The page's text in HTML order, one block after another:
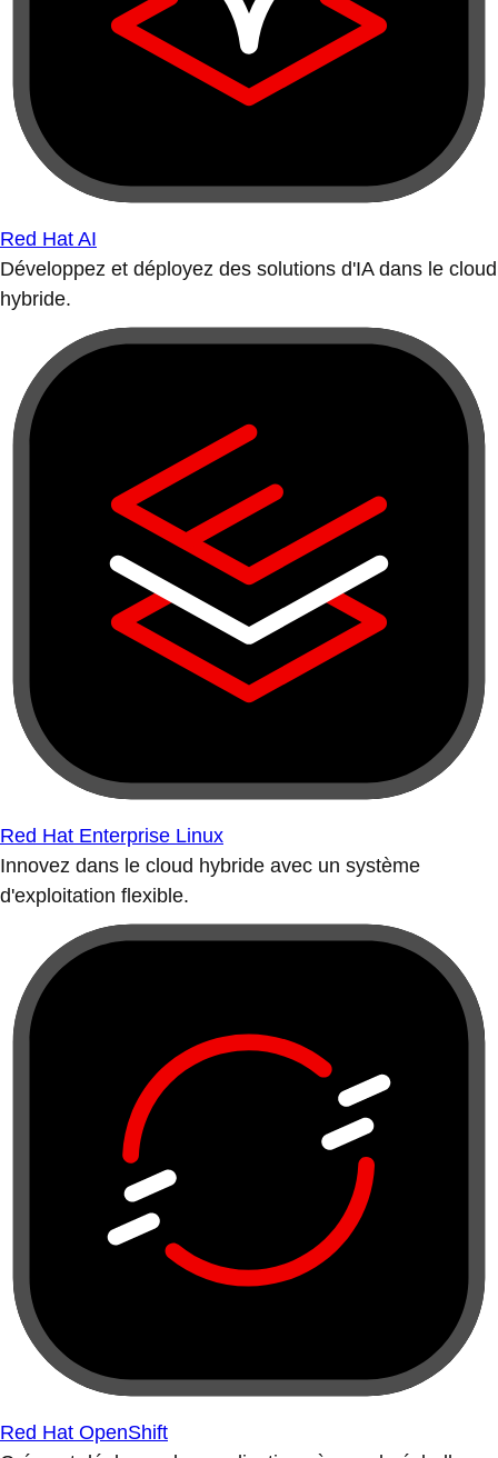
Red Hat AI
Développez et déployez des solutions d'IA dans le cloud
hybride.
Red Hat Enterprise Linux
Innovez dans le cloud hybride avec un système
d'exploitation flexible.
Red Hat OpenShift